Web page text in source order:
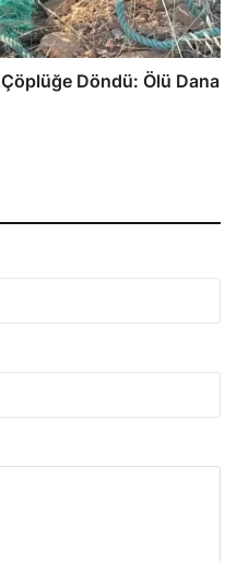
Döndü: Ölü Dana